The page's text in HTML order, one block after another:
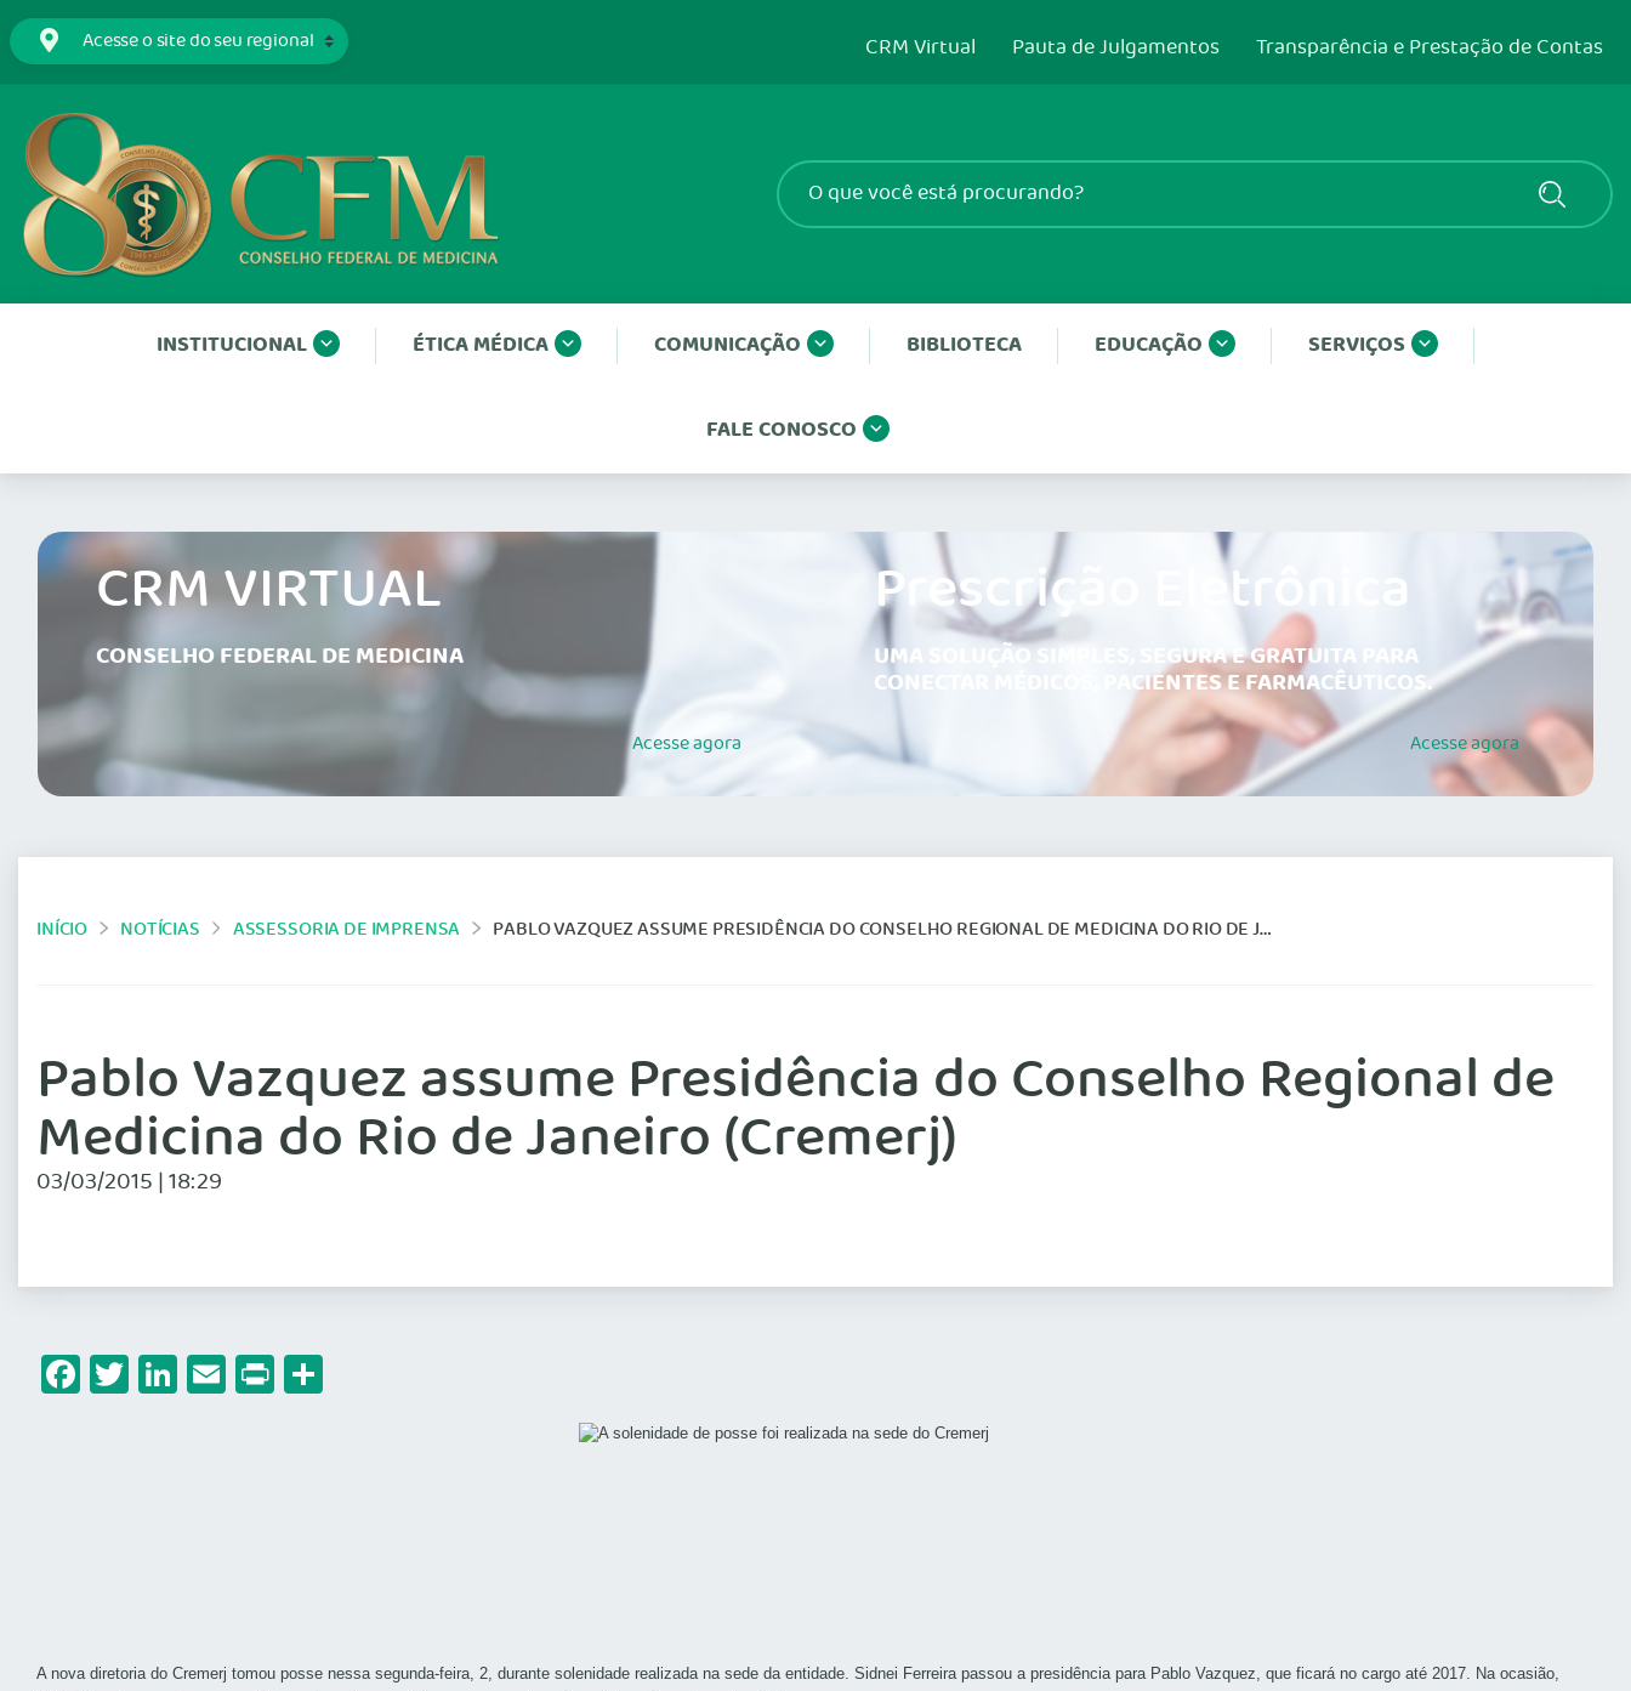
CRM Virtual Pauta de Julgamentos Transparência e Prestação de Contas
INSTITUCIONAL ÉTICA MÉDICA COMUNICAÇÃO BIBLIOTECA EDUCAÇÃO SERVIÇOS
FALE CONOSCO
CRM VIRTUAL
CONSELHO FEDERAL DE MEDICINA
Acesseagora
Prescrição Eletrônica
UMA SOLUÇÃO SIMPLES, SEGURA E GRATUITA PARA
CONECTAR MÉDICOS, PACIENTES E FARMACÊUTICOS.
Acesseagora
INÍCIO NOTÍCIAS ASSESSORIA DE IMPRENSA PABLO VAZQUEZ ASSUME PRESIDÊNCIA DO CONSELHO REGIONAL DE MEDICINA DO RIO DE JANEIRO (CREMERJ)
Pablo Vazquez assume Presidência do Conselho Regional de
Medicina do Rio de Janeiro (Cremerj)
03/03/2015 | 18:29
Facebook
Twitter
LinkedIn
Email
Print
A nova diretoria do Cremerj tomou posse nessa segunda-feira, 2, durante solenidade realizada na sede da entidade. Sidnei Ferreira passou a presidência para Pablo Vazquez, que ficará no cargo até 2017. Na ocasião,